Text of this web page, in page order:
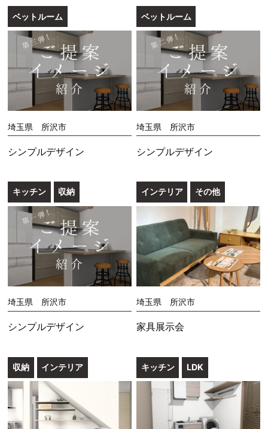
ベットルーム
埼玉県 所沢市
シンプルデザイン
ベットルーム
埼玉県 所沢市
シンプルデザイン
キッチン 収納
埼玉県 所沢市
シンプルデザイン
インテリア その他
埼玉県 所沢市
家具展示会
収納 インテリア キッチン LDK